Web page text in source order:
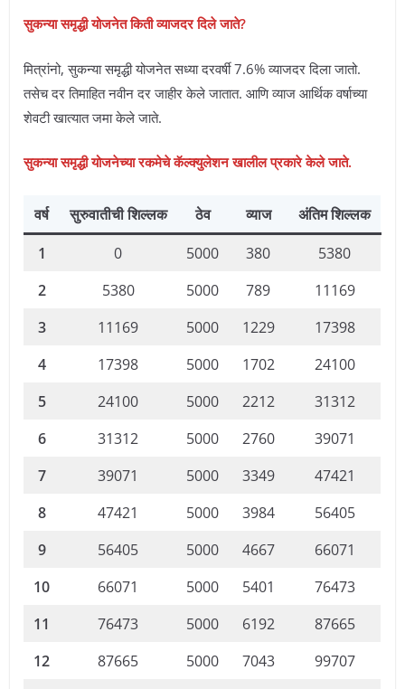
सुकन्या समृद्धी योजनेत किती व्याजदर दिले जाते?
मित्रांनो, सुकन्या समृद्धी योजनेत सध्या दरवर्षी 7.6% व्याजदर दिला जातो.
तसेच दर तिमाहित नवीन दर जाहीर केले जातात. आणि व्याज आर्थिक वर्षाच्या
शेवटी खात्यात जमा केले जाते.
सुकन्या समृद्धी योजनेच्या रकमेचे कॅल्क्युलेशन खालील प्रकारे केले जाते.
वर्ष सुरुवातीची शिल्लक ठेव व्याज
अंतिम शिल्लक
1
0 5000 380
5380
2
5380 5000 789
11169
3
11169 5000 1229
17398
4
17398 5000 1702
24100
5
24100 5000 2212
31312
6
31312 5000 2760
39071
7
39071 5000 3349
47421
8
47421 5000 3984
56405
9
56405 5000 4667
66071
10
66071 5000 5401
76473
11
76473 5000 6192
87665
12
87665 5000 7043
99707